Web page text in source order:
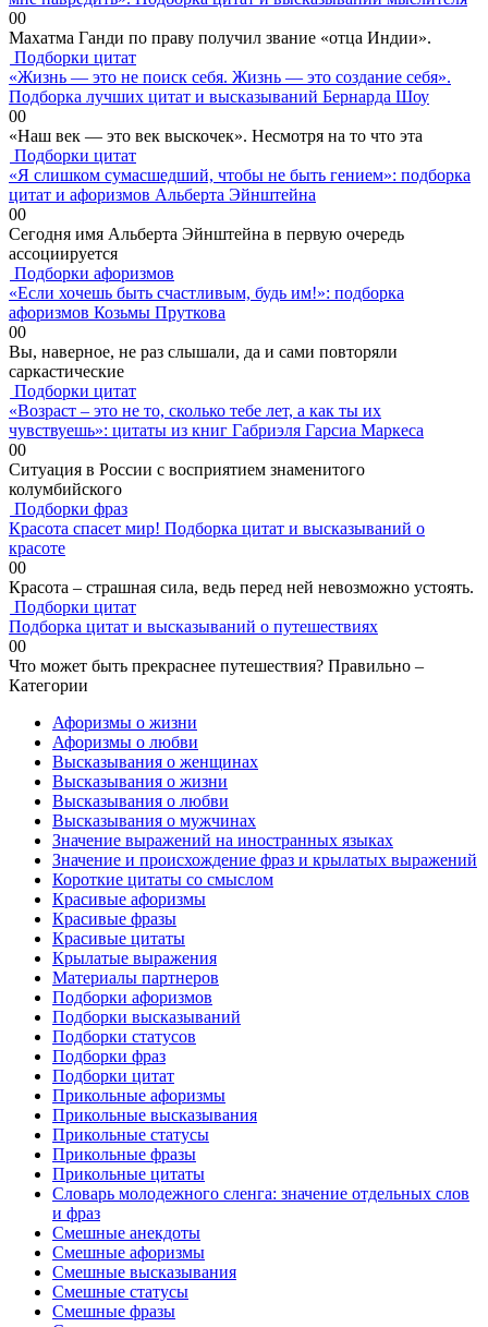
00
Махатма Ганди по праву получил звание «отца Индии».
Подборки цитат
«Жизнь — это не поиск себя. Жизнь — это создание себя».
Подборка лучших цитат и высказываний Бернарда Шоу
00
«Наш век — это век выскочек». Несмотря на то что эта
Подборки цитат
«Я слишком сумасшедший, чтобы не быть гением»: подборка
цитат и афоризмов Альберта Эйнштейна
00
Сегодня имя Альберта Эйнштейна в первую очередь
ассоциируется
Подборки афоризмов
«Если хочешь быть счастливым, будь им!»: подборка
афоризмов Козьмы Пруткова
00
Вы, наверное, не раз слышали, да и сами повторяли
саркастические
Подборки цитат
«Возраст – это не то, сколько тебе лет, а как ты их
чувствуешь»: цитаты из книг Габриэля Гарсиа Маркеса
00
Ситуация в России с восприятием знаменитого
колумбийского
Подборки фраз
Красота спасет мир! Подборка цитат и высказываний о
красоте
00
Красота – страшная сила, ведь перед ней невозможно устоять.
Подборки цитат
Подборка цитат и высказываний о путешествиях
00
Что может быть прекраснее путешествия? Правильно –
Категории
Афоризмы о жизни
Афоризмы о любви
Высказывания о женщинах
Высказывания о жизни
Высказывания о любви
Высказывания о мужчинах
Значение выражений на иностранных языках
Значение и происхождение фраз и крылатых выражений
Короткие цитаты со смыслом
Красивые афоризмы
Красивые фразы
Красивые цитаты
Крылатые выражения
Материалы партнеров
Подборки афоризмов
Подборки высказываний
Подборки статусов
Подборки фраз
Подборки цитат
Прикольные афоризмы
Прикольные высказывания
Прикольные статусы
Прикольные фразы
Прикольные цитаты
Словарь молодежного сленга: значение отдельных слов
и фраз
Смешные анекдоты
Смешные афоризмы
Смешные высказывания
Смешные статусы
Смешные фразы